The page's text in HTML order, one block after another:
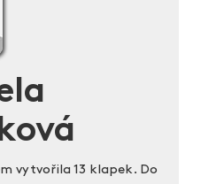
vytvořila 13 klapek. Do